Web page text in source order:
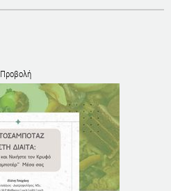
Προβολή